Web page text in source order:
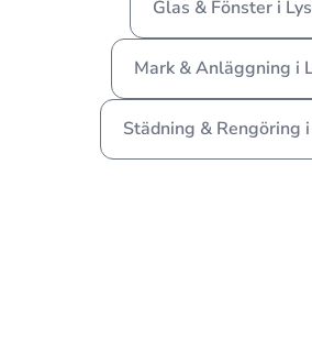
Glas & Fönster i
Mark & Anläggning i
Städning & Rengöring